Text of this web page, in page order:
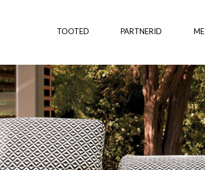
TOOTED PARTNERID